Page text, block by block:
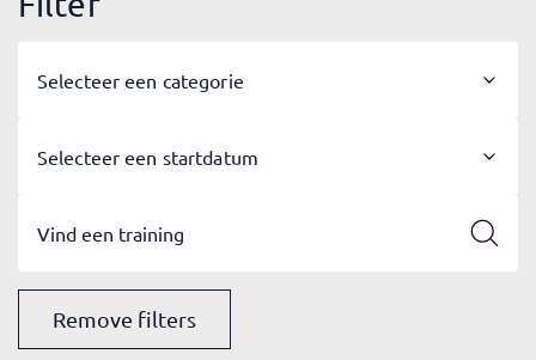
Selecteer een categorie
Selecteer een startdatum
Remove filters